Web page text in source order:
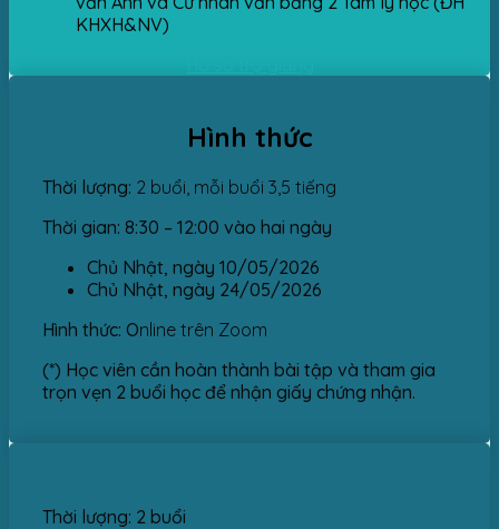
KHXH&NV)
Hình thức
Thời lượng: 2 buổi, mỗi buổi 3,5 tiếng
Thời gian: 8:30 – 12:00 vào hai ngày
Chủ Nhật, ngày 10/05/2026
Chủ Nhật, ngày 24/05/2026
Hình thức: Online trên Zoom
(*) Học viên cần hoàn thành bài tập và tham gia
trọn vẹn 2 buổi học để nhận giấy chứng nhận.
Thời lượng: 2 buổi